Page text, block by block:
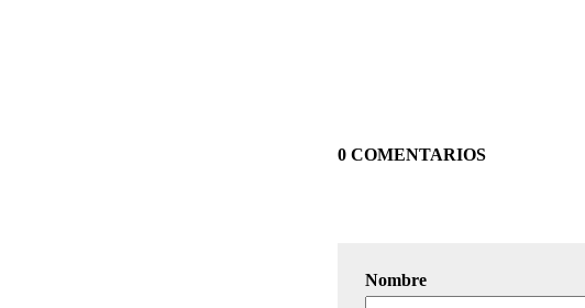
0 COMENTARIOS
Nombre